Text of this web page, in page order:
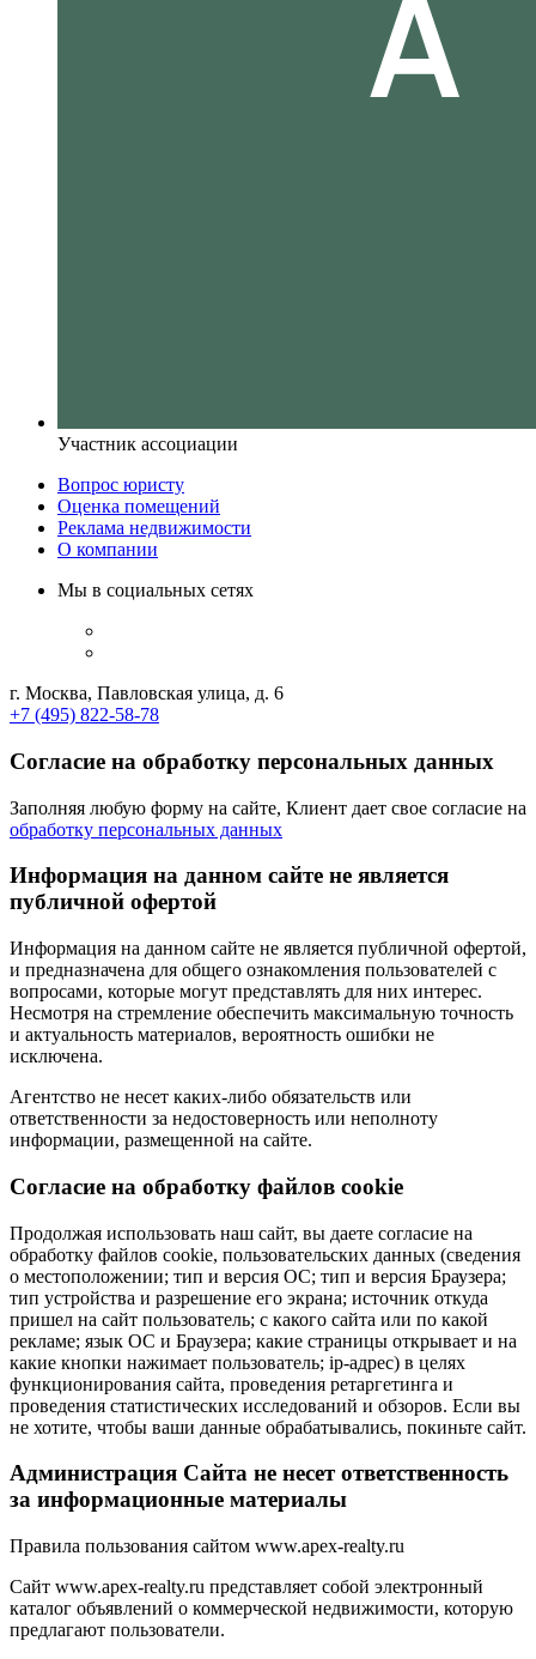
Участник ассоциации
Вопрос юристу
Оценка помещений
Реклама недвижимости
О компании
Мы в социальных сетях
г. Москва, Павловская улица, д. 6
+7 (495) 822-58-78
Согласие на обработку персональных данных
Заполняя любую форму на сайте, Клиент дает свое согласие на
обработку персональных данных
Информация на данном сайте не является
публичной офертой
Информация на данном сайте не является публичной офертой,
и предназначена для общего ознакомления пользователей с
вопросами, которые могут представлять для них интерес.
Несмотря на стремление обеспечить максимальную точность
и актуальность материалов, вероятность ошибки не
исключена.
Агентство не несет каких-либо обязательств или
ответственности за недостоверность или неполноту
информации, размещенной на сайте.
Cогласие на обработку файлов cookie
Продолжая использовать наш сайт, вы даете согласие на
обработку файлов cookie, пользовательских данных (сведения
о местоположении; тип и версия ОС; тип и версия Браузера;
тип устройства и разрешение его экрана; источник откуда
пришел на сайт пользователь; с какого сайта или по какой
рекламе; язык ОС и Браузера; какие страницы открывает и на
какие кнопки нажимает пользователь; ip-адрес) в целях
функционирования сайта, проведения ретаргетинга и
проведения статистических исследований и обзоров. Если вы
не хотите, чтобы ваши данные обрабатывались, покиньте сайт.
Администрация Сайта не несет ответственность
за информационные материалы
Правила пользования сайтом www.apex-realty.ru
Сайт www.apex-realty.ru представляет собой электронный
каталог объявлений о коммерческой недвижимости, которую
предлагают пользователи.